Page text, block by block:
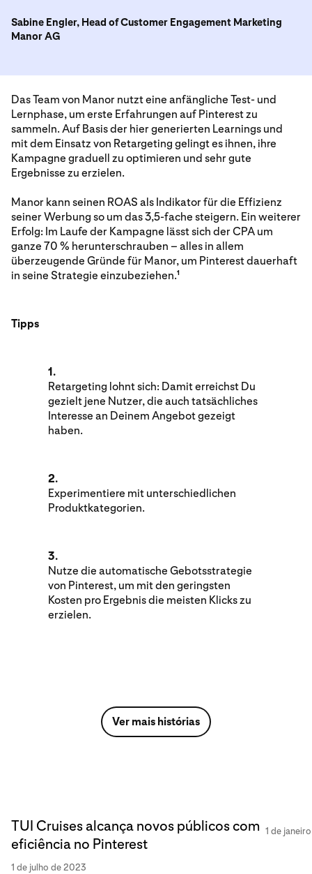
Sabine Engler, Head of Customer Engagement Marketing
Manor AG
Das Team von Manor nutzt eine anfängliche Test- und
Lernphase, um erste Erfahrungen auf Pinterest zu
sammeln. Auf Basis der hier generierten Learnings und
mit dem Einsatz von Retargeting gelingt es ihnen, ihre
Kampagne graduell zu optimieren und sehr gute
Ergebnisse zu erzielen.
Manor kann seinen ROAS als Indikator für die Effizienz
seiner Werbung so um das 3,5-fache steigern. Ein weiterer
Erfolg: Im Laufe der Kampagne lässt sich der CPA um
ganze 70 % herunterschrauben – alles in allem
überzeugende Gründe für Manor, um Pinterest dauerhaft
in seine Strategie einzubeziehen.1
Tipps
1.
Retargeting lohnt sich: Damit erreichst Du
gezielt jene Nutzer, die auch tatsächliches
Interesse an Deinem Angebot gezeigt
haben.
2.
Experimentiere mit unterschiedlichen
Produktkategorien.
3.
Nutze die automatische Gebotsstrategie
von Pinterest, um mit den geringsten
Kosten pro Ergebnis die meisten Klicks zu
erzielen.
Ver mais histórias
TUI Cruises alcança novos públicos com
eficiência no Pinterest
1 de julho de 2023
1 de